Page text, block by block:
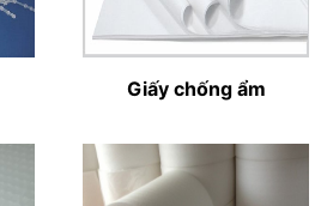
Giấy chống ẩm